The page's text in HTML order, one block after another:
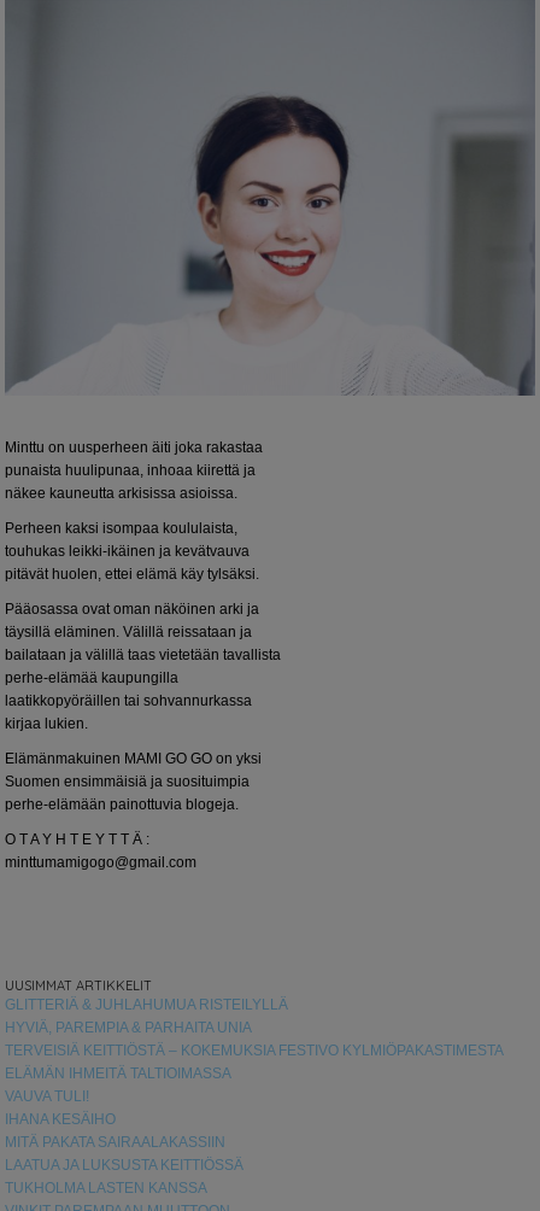
Minttu on uusperheen äiti joka rakastaa
punaista huulipunaa, inhoaa kiirettä ja
näkee kauneutta arkisissa asioissa.
Perheen kaksi isompaa koululaista,
touhukas leikki-ikäinen ja kevätvauva
pitävät huolen, ettei elämä käy tylsäksi.
Pääosassa ovat oman näköinen arki ja
täysillä eläminen. Välillä reissataan ja
bailataan ja välillä taas vietetään tavallista
perhe-elämää kaupungilla
laatikkopyöräillen tai sohvannurkassa
kirjaa lukien.
Elämänmakuinen MAMI GO GO on yksi
Suomen ensimmäisiä ja suosituimpia
perhe-elämään painottuvia blogeja.
O T A Y H T E Y T T Ä :
minttumamigogo@gmail.com
UUSIMMAT ARTIKKELIT
GLITTERIÄ & JUHLAHUMUA RISTEILYLLÄ
HYVIÄ, PAREMPIA & PARHAITA UNIA
TERVEISIÄ KEITTIÖSTÄ – KOKEMUKSIA FESTIVO KYLMIÖPAKASTIMESTA
ELÄMÄN IHMEITÄ TALTIOIMASSA
VAUVA TULI!
IHANA KESÄIHO
MITÄ PAKATA SAIRAALAKASSIIN
LAATUA JA LUKSUSTA KEITTIÖSSÄ
TUKHOLMA LASTEN KANSSA